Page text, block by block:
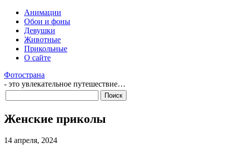
Анимации
Обои и фоны
Девушки
Животные
Прикольные
О сайте
Фотострана
- это увлекательное путешествие…
Женские приколы
14 апреля, 2024